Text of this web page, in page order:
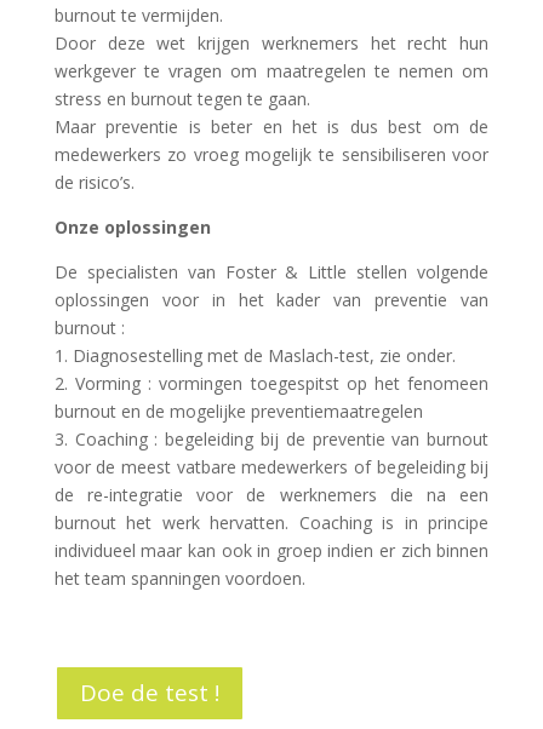
burnout te vermijden.
Door deze wet krijgen werknemers het recht hun
werkgever te vragen om maatregelen te nemen om
stress en burnout tegen te gaan.
Maar preventie is beter en het is dus best om de
medewerkers zo vroeg mogelijk te sensibiliseren voor
de risico’s.
Onze oplossingen
De specialisten van Foster & Little stellen volgende
oplossingen voor in het kader van preventie van
burnout :
1. Diagnosestelling met de Maslach-test, zie onder.
2. Vorming : vormingen toegespitst op het fenomeen
burnout en de mogelijke preventiemaatregelen
3. Coaching : begeleiding bij de preventie van burnout
voor de meest vatbare medewerkers of begeleiding bij
de re-integratie voor de werknemers die na een
burnout het werk hervatten. Coaching is in principe
individueel maar kan ook in groep indien er zich binnen
het team spanningen voordoen.
Doe de test !